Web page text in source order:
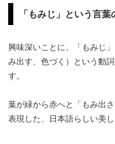
「もみじ」という言葉
興味深いことに、「もみじ
み出す、色づく）という動
す。
葉が緑から赤へと「もみ出
表現した、日本語らしい美し